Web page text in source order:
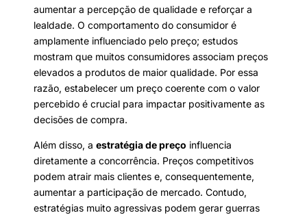
aumentar a percepção de qualidade e reforçar a
lealdade. O comportamento do consumidor é
amplamente influenciado pelo preço; estudos
mostram que muitos consumidores associam preços
elevados a produtos de maior qualidade. Por essa
razão, estabelecer um preço coerente com o valor
percebido é crucial para impactar positivamente as
decisões de compra.
Além disso, a estratégia de preço influencia
diretamente a concorrência. Preços competitivos
podem atrair mais clientes e, consequentemente,
aumentar a participação de mercado. Contudo,
estratégias muito agressivas podem gerar guerras